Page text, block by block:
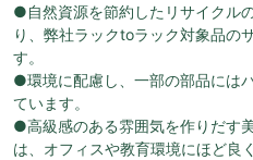
●自然資源を節約したリサイクル
り、弊社ラックtoラック対象品の
す。
●環境に配慮し、一部の部品には
ています。
●高級感のある雰囲気を作りだす
は、オフィスや教育環境にほど良